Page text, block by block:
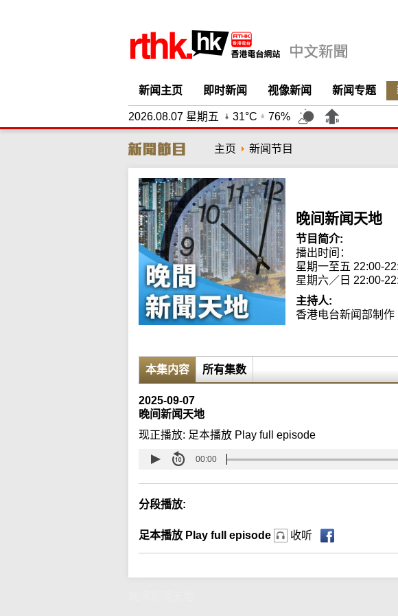
新闻主页 即时新闻 视像新闻 新闻专题
2026.08.07 星期五 31°C 76%
主页 新闻节目
晚间新闻天地
节目简介:
播出时间：
星期一至五 22:00-
星期六／日 22:00-
主持人:
香港电台新闻部制作
本集内容 所有集数
2025-09-07
晚间新闻天地
现正播放: 足本播放 Play full episode
00:00
分段播放:
足本播放 Play full episode 收听